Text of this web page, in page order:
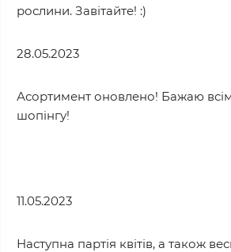
рослини. Завітайте! :)
28.05.2023
Асортимент оновлено! Бажаю
шопінгу!
11.05.2023
Наступна партія квітів, а також